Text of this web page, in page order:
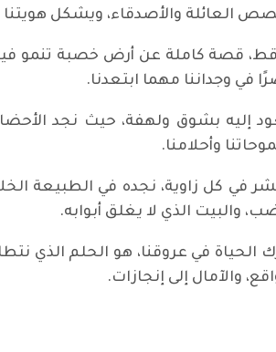
العائلة والأصدقاء، ويشكل هويتنا
قصة كاملة عن أرض خصبة تنمو
وجداننا مهما ابتعدنا.
إليه بشوق ولهفة، حيث نجد
وأحلامنا.
في كل زاوية، نجده في الطبيعة
والبيت الذي لا يغلق أبوابه.
في عروقنا، هو الحلم الذي
والآمال إلى إنجازات.
القادمة صراع مالي .. بمعنى بين سراق المال فقط